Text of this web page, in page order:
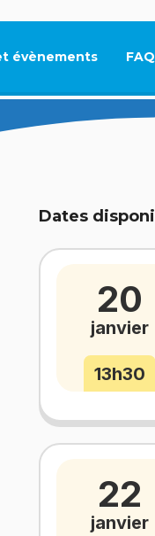
évènements FAQ
Ce
Dates
20
janvier
13h30
22
janvier